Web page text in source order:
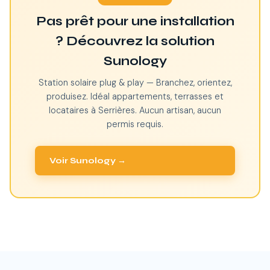
Pas prêt pour une installation
? Découvrez la solution
Sunology
Station solaire plug & play — Branchez, orientez,
produisez. Idéal appartements, terrasses et
locataires à Serrières. Aucun artisan, aucun
permis requis.
Voir Sunology →